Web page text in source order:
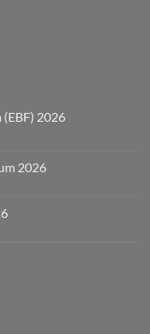
(EBF) 2026
2026